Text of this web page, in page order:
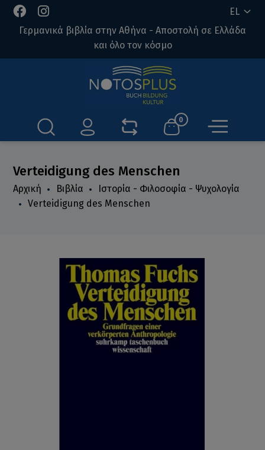
EL
Γερμανικά βιβλία στην Αθήνα - Αποστολή σε Ελλάδα
και όλο τον κόσμο
0
Verteidigung des Menschen
Αρχική Βιβλία
Ιστορία - Φιλοσοφία - Ψυχολογία
Verteidigung des Menschen